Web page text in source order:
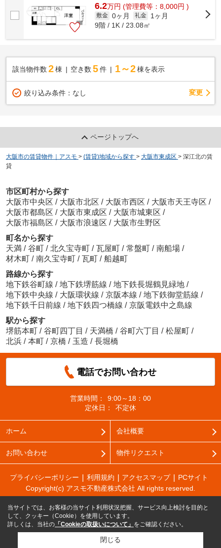
6.2万円 (管理費等：8,000円 )
敷金 0ヶ月 礼金
1ヶ月
9階 / 1K / 23.08㎡
該当物件数 2棟 空き数 5 件 1～2 棟を表示
絞り込み条件： なし 変更
ページトップへ
大阪市の賃貸物件｜アスモ > (賃貸)地域から探す > 大阪市東成区 > 深江北の賃
貸
市区町村から探す
大阪市中央区 / 大阪市北区 / 大阪市西区 / 大阪市天王寺区 /
大阪市都島区 / 大阪市東成区 / 大阪市城東区 /
大阪市福島区 / 大阪市浪速区 / 大阪市生野区
町名から探す
天満 / 谷町 / 北久宝寺町 / 瓦屋町 / 常盤町 / 南船場 /
材木町 / 南久宝寺町 / 瓦町 / 船越町
路線から探す
地下鉄谷町線 / 地下鉄堺筋線 / 地下鉄長堀鶴見緑地 /
地下鉄中央線 / 大阪環状線 / 京阪本線 / 地下鉄御堂筋線 /
地下鉄千日前線 / 地下鉄四つ橋線 / 京阪電鉄中之島線
駅から探す
堺筋本町 / 谷町四丁目 / 天満橋 / 谷町六丁目 / 松屋町 /
北浜 / 本町 / 京橋 / 玉造 / 長堀橋
電話でお問い合わせ
営業時間：
9:00～18：00
定休日：
不定休
ホーム 会社概要
お問い合わせ 物件リクエスト
プライバシーポリシー 利用規約 アクセスマップ
PCサイト
Copyright(c) アスモ不動産株式会社 All rights reserved.
当サイトでは、お客様の当サイト利用状況把握、サービス向上検討を目的と
して、クッキー（Cookie）を使用しています。
詳しくは、当社の 「Cookieの取扱いについて」 をご確認ください。
閉じる